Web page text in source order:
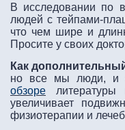
В исследовании по
людей с тейпами-
что чем шире и
Просите у своих
Как
но все мы люди, и
обзоре литературы
увеличивает
физиотерапии и